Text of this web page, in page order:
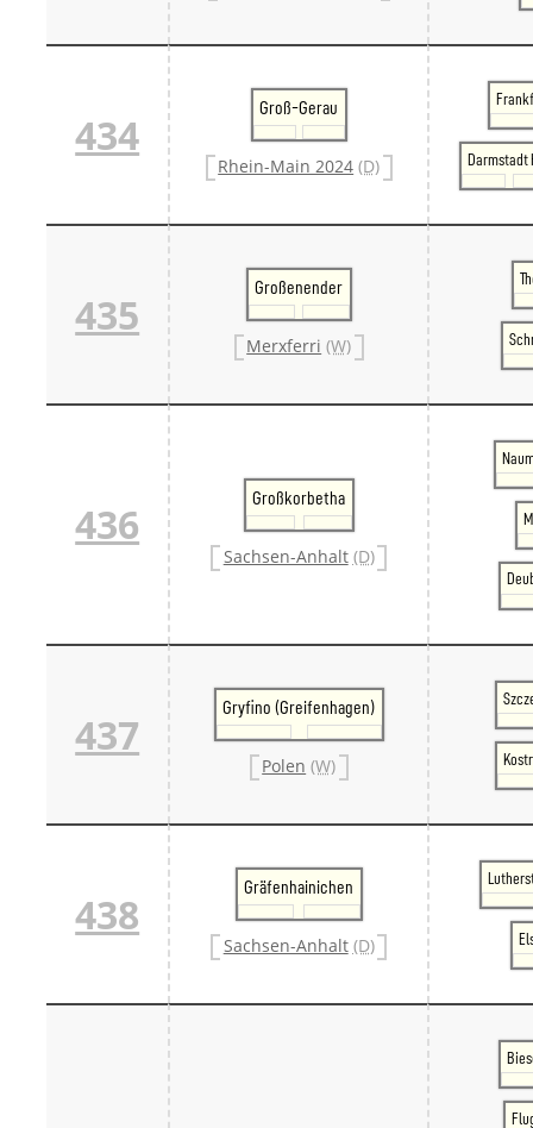
434
Groß-Gerau
Rhein-Main 2024 (D) Darmstadt
435
Großenender
Merxferri (W)
436
Großkorbetha
Sachsen-Anhalt (D)
437
Gryfino (Greifenhagen)
Polen (W)
438
Gräfenhainichen
Sachsen-Anhalt (D)